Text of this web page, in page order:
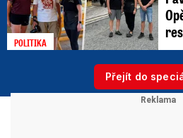
POLITIKA
Přejít do